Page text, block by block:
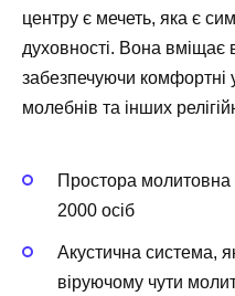
центру є мечеть, яка є
духовності. Вона вміщає
забезпечуючи
молебнів та інших
Простора молитовна
2000 осіб
Акустична система,
віруючому чути